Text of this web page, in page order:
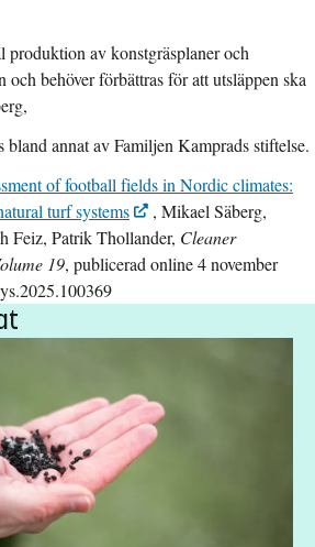
produktion av konstgräsplaner och
och behöver förbättras för att utsläppen ska
bland annat av Familjen Kamprads stiftelse.
of football fields in Nordic climates:
turf systems
, Mikael Säberg,
Feiz, Patrik Thollander, Cleaner
19, publicerad online 4 november